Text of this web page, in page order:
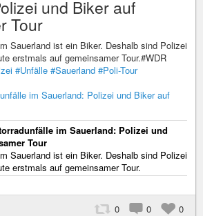
und Biker auf
Tour
Sauerland ist ein Biker. Deshalb sind Polizei
erstmals auf gemeinsamer Tour.#WDR
#Unfälle #Sauerland #Poli-Tour
im Sauerland: Polizei und Biker auf
im Sauerland: Polizei und
Tour
Sauerland ist ein Biker. Deshalb sind Polizei
erstmals auf gemeinsamer Tour.
0 0 0